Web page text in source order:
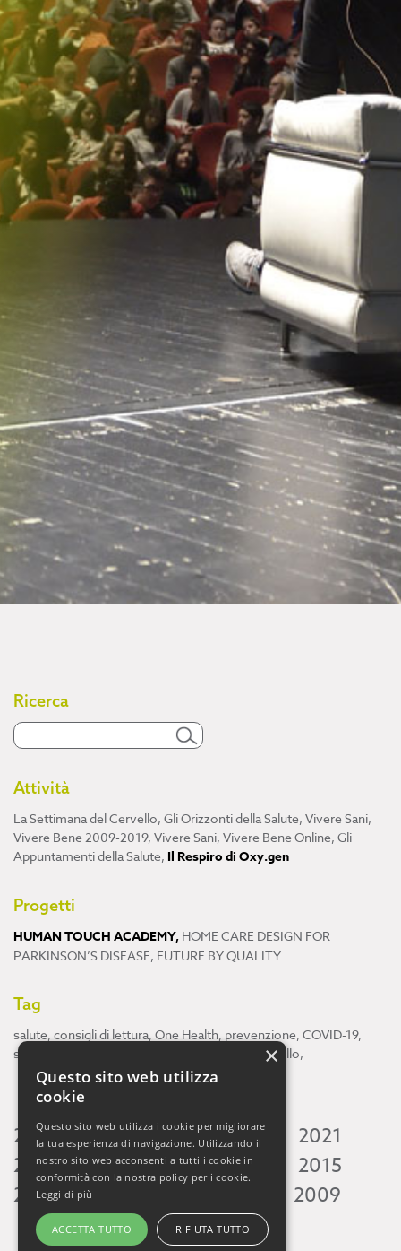
Ricerca
Attività
La Settimana del Cervello, Gli Orizzonti della Salute, Vivere Sani,
Vivere Bene 2009-2019, Vivere Sani, Vivere Bene Online, Gli
Appuntamenti della Salute, Il Respiro di Oxy.gen
Progetti
HUMAN TOUCH ACADEMY, HOME CARE DESIGN FOR
PARKINSON’S DISEASE, FUTURE BY QUALITY
Tag
salute, consigli di lettura, One Health, prevenzione, COVID-19,
scienza
cervello,
2026 2025 2024 2023 2022
2021
2020 2019 2018 2017 2016
2015
2014 2013 2009
×
Questo sito web utilizza
cookie
Questo sito web utilizza i cookie per migliorare
la tua esperienza di navigazione. Utilizzando il
nostro sito web acconsenti a tutti i cookie in
conformità con la nostra policy per i cookie.
Leggi di più
ACCETTA TUTTO RIFIUTA TUTTO